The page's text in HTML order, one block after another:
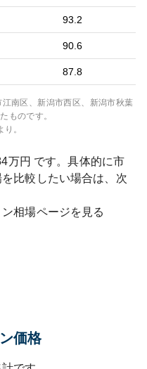
93.2
90.6
87.8
南区、新潟市西区、新潟市秋葉
ものです。
。
万円 です。具体的に市
比較したい場合は、次
相場ページを見る
価格